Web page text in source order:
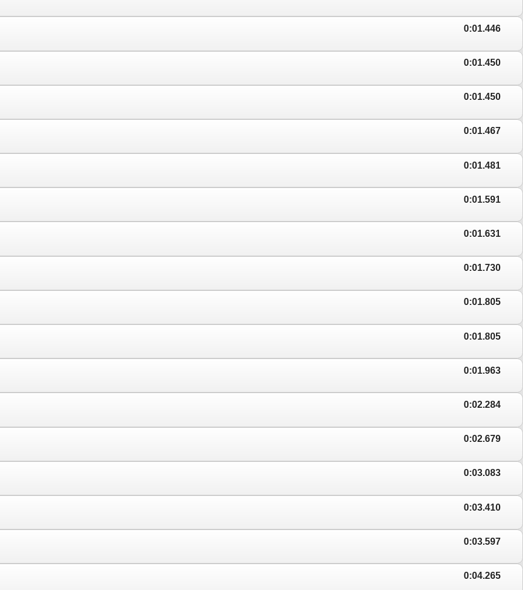
0:01.446
0:01.450
0:01.450
0:01.467
0:01.481
0:01.591
0:01.631
0:01.730
0:01.805
0:01.805
0:01.963
0:02.284
0:02.679
0:03.083
0:03.410
0:03.597
0:04.265